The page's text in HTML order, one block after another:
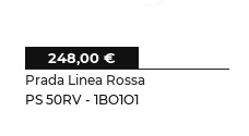
Prada Linea Rossa
PS 50RV - 1BO1O1
248,00 €